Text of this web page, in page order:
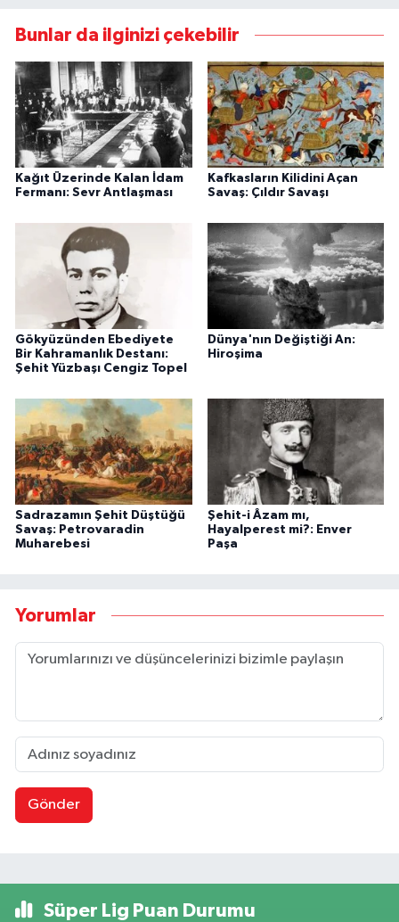
Bunlar da ilginizi çekebilir
Kağıt Üzerinde Kalan İdam
Fermanı: Sevr Antlaşması
Kafkasların Kilidini Açan
Savaş: Çıldır Savaşı
Gökyüzünden Ebediyete
Bir Kahramanlık Destanı:
Şehit Yüzbaşı Cengiz Topel
Dünya'nın Değiştiği An:
Hiroşima
Sadrazamın Şehit Düştüğü
Savaş: Petrovaradin
Muharebesi
Şehit-i Âzam mı,
Hayalperest mi?: Enver
Paşa
Yorumlar
Gönder
Süper Lig Puan Durumu